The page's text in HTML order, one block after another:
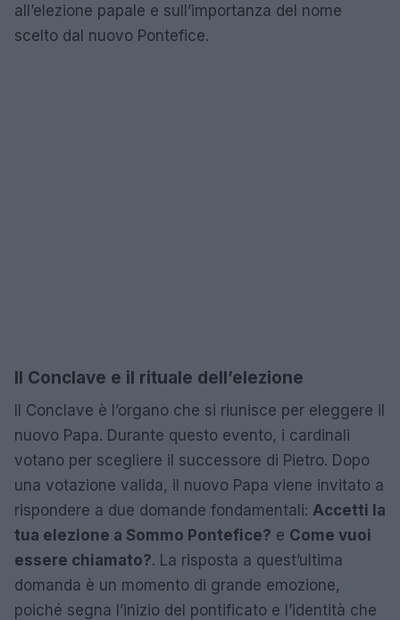
all’elezione papale e sull’importanza del nome
scelto dal nuovo Pontefice.
Il Conclave e il rituale dell’elezione
Il Conclave è l’organo che si riunisce per eleggere il
nuovo Papa. Durante questo evento, i cardinali
votano per scegliere il successore di Pietro. Dopo
una votazione valida, il nuovo Papa viene invitato a
rispondere a due domande fondamentali: Accetti la
tua elezione a Sommo Pontefice? e Come vuoi
essere chiamato?. La risposta a quest’ultima
domanda è un momento di grande emozione,
poiché segna l’inizio del pontificato e l’identità che